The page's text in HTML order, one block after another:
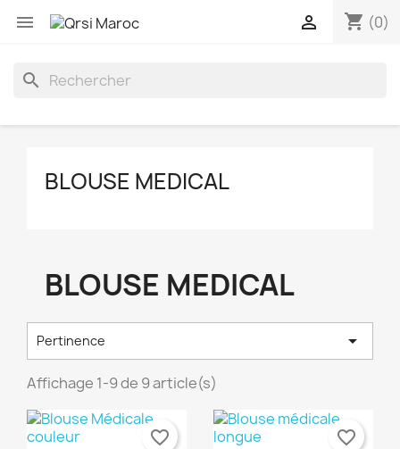
 shopping_cart (0)

search
BLOUSE MEDICAL
BLOUSE MEDICAL
Pertinence 
Affichage 1-9 de 9 article(s)
favorite_border favorite_border